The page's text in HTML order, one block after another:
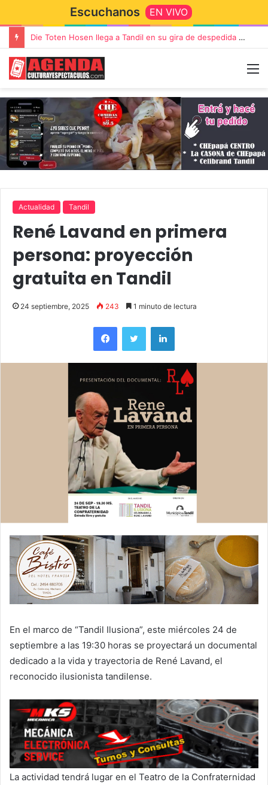
Escuchanos EN VIVO
Die Toten Hosen llega a Tandil en su gira de despedida «Fútbol, Asado, Vino y Adiós Amigos»
Actualidad Tandil
René Lavand en primera
persona: proyección
gratuita en Tandil
24 septiembre, 2025 243 1 minuto de lectura
En el marco de “Tandil Ilusiona”, este miércoles 24 de
septiembre a las 19:30 horas se proyectará un documental
dedicado a la vida y trayectoria de René Lavand, el
reconocido ilusionista tandilense.
La actividad tendrá lugar en el Teatro de la Confraternidad